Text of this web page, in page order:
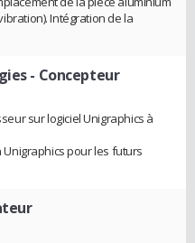
Intégration de la
- Concepteur
sur logiciel Unigraphics à
Unigraphics pour les futurs